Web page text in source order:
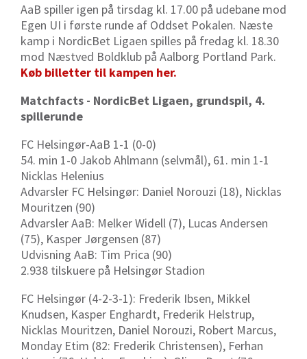
AaB spiller igen på tirsdag kl. 17.00 på udebane mod
Egen UI i første runde af Oddset Pokalen. Næste
kamp i NordicBet Ligaen spilles på fredag kl. 18.30
mod Næstved Boldklub på Aalborg Portland Park.
Køb billetter til kampen her.
Matchfacts - NordicBet Ligaen, grundspil, 4.
spillerunde
FC Helsingør-AaB 1-1 (0-0)
54. min 1-0 Jakob Ahlmann (selvmål), 61. min 1-1
Nicklas Helenius
Advarsler FC Helsingør: Daniel Norouzi (18), Nicklas
Mouritzen (90)
Advarsler AaB: Melker Widell (7), Lucas Andersen
(75), Kasper Jørgensen (87)
Udvisning AaB: Tim Prica (90)
2.938 tilskuere på Helsingør Stadion
FC Helsingør (4-2-3-1): Frederik Ibsen, Mikkel
Knudsen, Kasper Enghardt, Frederik Helstrup,
Nicklas Mouritzen, Daniel Norouzi, Robert Marcus,
Monday Etim (82: Frederik Christensen), Ferhan